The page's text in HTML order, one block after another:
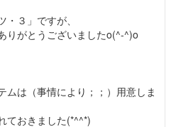
３」ですが、
りがとうございましたo(^-^)o
ムは（事情により；；）用意しま
ておきました(*^^*)